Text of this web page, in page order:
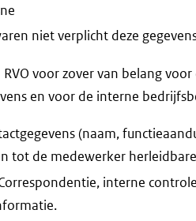
niet verplicht deze
voor zover van belang
en voor de interne
(naam,
tot de medewerker
interne